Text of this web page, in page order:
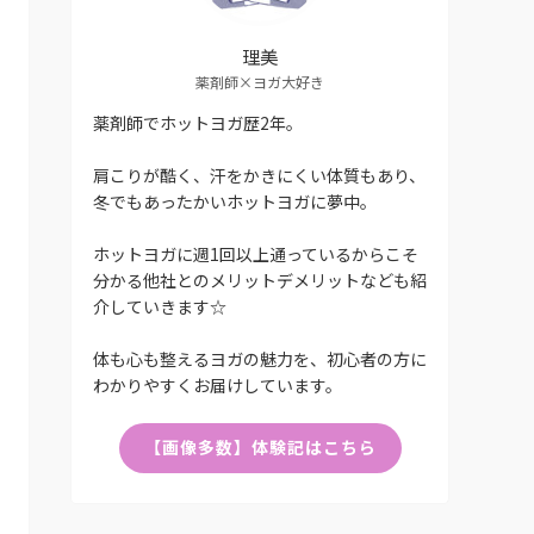
理美
薬剤師×ヨガ大好き
薬剤師でホットヨガ歴2年。
肩こりが酷く、汗をかきにくい体質もあり、
冬でもあったかいホットヨガに夢中。
ホットヨガに週1回以上通っているからこそ
分かる他社とのメリットデメリットなども紹
介していきます☆
体も心も整えるヨガの魅力を、初心者の方に
わかりやすくお届けしています。
【画像多数】体験記はこちら